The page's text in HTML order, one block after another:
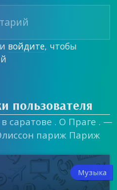
войдите, чтобы
пользователя
саратове . О Праге . —
париж Париж
Музыка